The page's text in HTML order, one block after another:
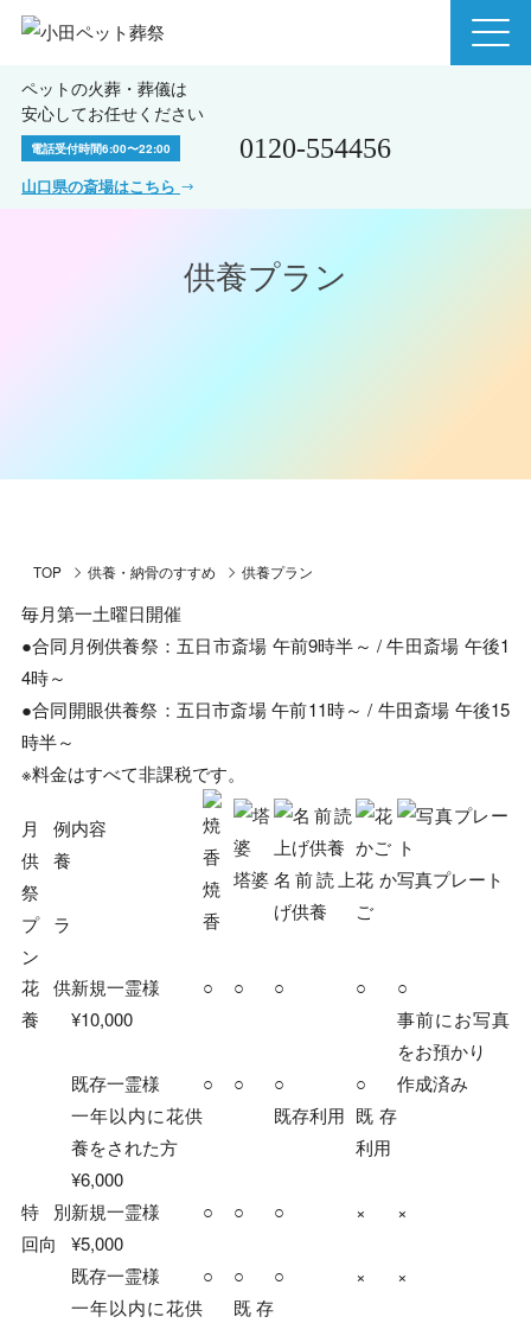
ペットの火葬・葬儀は
安心してお任せください
電話受付時間6:00〜22:00 0120-554456
山口県の斎場はこちら
供養プラン
TOP 供養・納骨のすすめ 供養プラン
毎月第一土曜日開催
●合同月例供養祭：五日市斎場 午前9時半～ / 牛田斎場 午後1
4時～
●合同開眼供養祭：五日市斎場 午前11時～ / 牛田斎場 午後15
時半～
※料金はすべて非課税です。
月例
供養
祭
プラ
ン
内容
焼
香
塔婆名前読上
げ供養
花か
ご
写真プレート
花供
養
新規一霊様
¥10,000
○ ○ ○ ○
○
事前にお写真
をお預かり
既存一霊様
一年以内に花供
養をされた方
¥6,000
○ ○
○
既存利用
○
既存
利用
作成済み
特別
回向
新規一霊様
¥5,000
○ ○ ○ × ×
既存一霊様
一年以内に花供
○
○
既存
○ × ×